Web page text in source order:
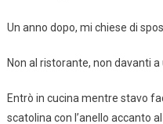
Un anno dopo, mi chiese di
Non al ristorante, non davanti a
Entrò in cucina mentre stavo
scatolina con l’anello accanto